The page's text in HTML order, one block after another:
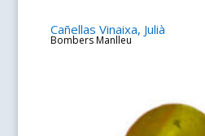
Cañellas Vinaixa, Julià
Bombers Manlleu